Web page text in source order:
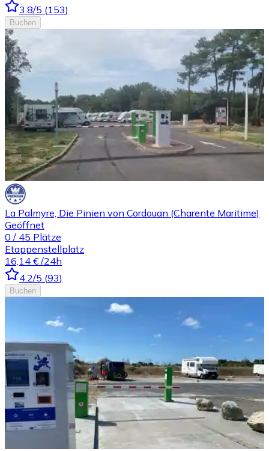
3.8/5 (153)
Buchen
La Palmyre, Die Pinien von Cordouan (Charente Maritime)
Geöffnet
0 / 45 Plätze
Etappenstellplatz
16,14 € /24h
4.2/5 (93)
Buchen